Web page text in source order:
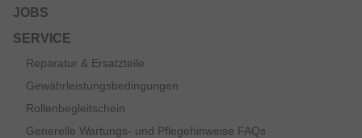
JOBS
SERVICE
Reparatur & Ersatzteile
Gewährleistungsbedingungen
Rollenbegleitschein
Generelle Wartungs- und Pflegehinweise FAQs